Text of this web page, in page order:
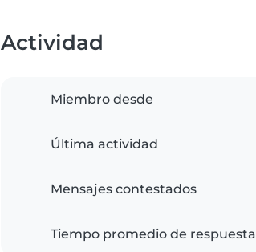
Actividad
Miembro desde
Última actividad
Mensajes contestados
Tiempo promedio de respuesta